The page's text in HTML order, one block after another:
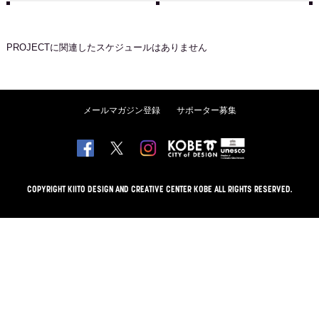
PROJECTに関連したスケジュールはありません
メールマガジン登録 サポーター募集
COPYRIGHT KIITO DESIGN AND CREATIVE CENTER KOBE ALL RIGHTS RESERVED.